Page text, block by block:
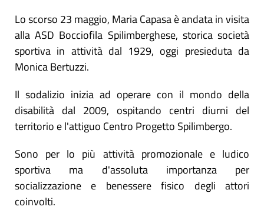
Lo scorso 23 maggio, Maria Capasa è andata in visita
alla ASD Bocciofila Spilimberghese, storica società
sportiva in attività dal 1929, oggi presieduta da
Monica Bertuzzi.
Il sodalizio inizia ad operare con il mondo della
disabilità dal 2009, ospitando centri diurni del
territorio e l'attiguo Centro Progetto Spilimbergo.
Sono per lo più attività promozionale e ludico
sportiva ma d'assoluta importanza per
socializzazione e benessere fisico degli attori
coinvolti.